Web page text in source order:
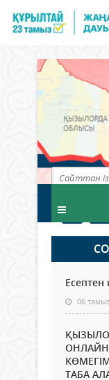
Есептен
06
ТАБА